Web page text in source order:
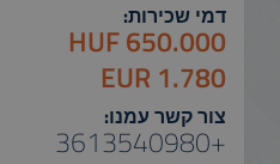
דמי שכירות:
650.000 HUF
1.780 EUR
צור קשר עמנו:
+3613540980